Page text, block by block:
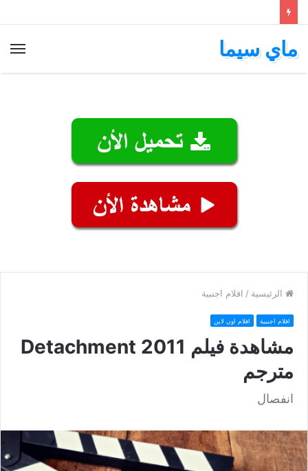
ماي سيما
الرئيسية / افلام اجنبية
افلام اجنبية افلام اون لاين
مشاهدة فيلم Detachment 2011
مترجم
انفصال